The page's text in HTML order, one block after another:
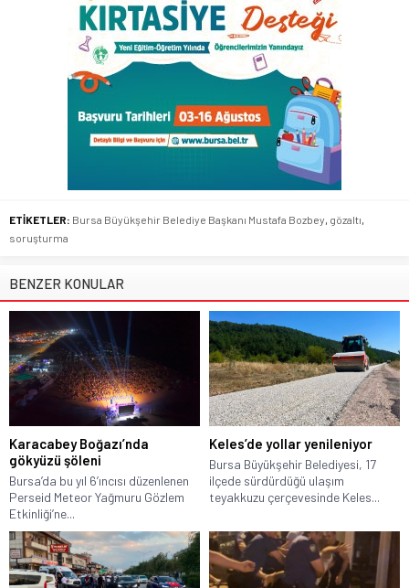
ETİKETLER: Bursa Büyükşehir Belediye Başkanı Mustafa Bozbey, gözaltı,
soruşturma
BENZER KONULAR
Karacabey Boğazı’nda
gökyüzü şöleni
Bursa’da bu yıl 6’ıncısı düzenlenen
Perseid Meteor Yağmuru Gözlem
Etkinliği’ne...
Keles’de yollar yenileniyor
Bursa Büyükşehir Belediyesi, 17
ilçede sürdürdüğü ulaşım
teyakkuzu çerçevesinde Keles...